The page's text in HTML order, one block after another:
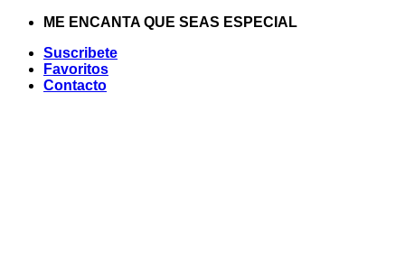
Saltar
contenido
ME ENCANTA QUE SEAS ESPECIAL
Suscribete
Favoritos
Contacto